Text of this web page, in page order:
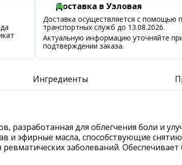
Доставка в Узловая
Доставка осуществляется с помощью
транспортных служб до 13.08.2026.
Актуальную информацию уточняйте
подтверждении заказа.
Ингредиенты
разработанная для облегчения боли и
и эфирные масла, способствующие
ревматических заболеваний.